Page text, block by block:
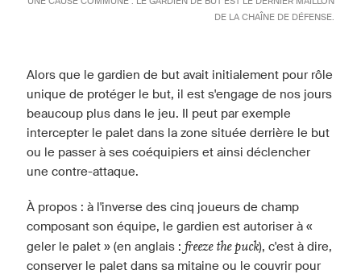
DE LA CHAÎNE DE DÉFENSE.
Alors que le gardien de but avait initialement pour rôle
unique de protéger le but, il est s'engage de nos jours
beaucoup plus dans le jeu. Il peut par exemple
intercepter le palet dans la zone située derrière le but
ou le passer à ses coéquipiers et ainsi déclencher
une contre-attaque.
À propos : à l'inverse des cinq joueurs de champ
composant son équipe, le gardien est autoriser à «
geler le palet » (en anglais : freeze the puck), c'est à dire,
conserver le palet dans sa mitaine ou le couvrir pour